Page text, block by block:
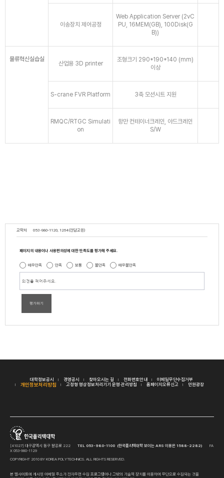
이송장치 제어공정
Web Application Server (2vC
PU, 16MEM(GB), 100Disk(G
B))
물류혁신실습실
산업용 3D printer
조형크기 290*190*140 (mm)
이상
S-crane FVR Platform 3축 모션시트 지원
RMQC/RTGC Simulati
on
항만 컨테이너크레인, 야드크레인
S/W
교학처 053-980-1120, 1264(전담교원)
페이지의 내용이나 사용편의성에 대한 만족도를 평가해 주세요.
매우만족 만족 보통 불만족 매우불만족
평가하기
대학정보공시 경영공시 찾아오시는 길 전화번호안내 이메일무단수집거부
개인정보처리방침 고정형 영상정보처리기기 운영·관리방침 홈페이지오류신고 민원광장
[41027] 대구광역시 동구 팔공로 222 TEL 053-980-1100 (한국폴리텍대학 보이는 ARS 이용은 1588-2282)
FA
X 053-980-1129
COPYRIGHT 2010 BY KOREA POLYTECHNICS. ALL RIGHTS RESERVED.
본 웹사이트에 게시된 이메일 주소가 전자우편 수집 프로그램이나 그밖의 기술적 장치를 이용하여 무단으로 수집되는 것을